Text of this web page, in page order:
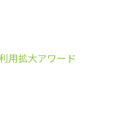
用拡大アワード